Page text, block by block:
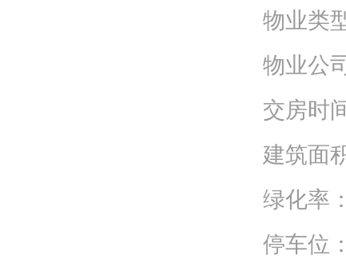
物业类
物业公
交房时
建筑面
绿化率：
停车位：